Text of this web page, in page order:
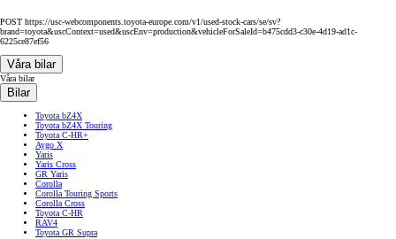
POST https://usc-webcomponents.toyota-europe.com/v1/used-stock-cars/se/sv?
brand=toyota&uscContext=used&uscEnv=production&vehicleForSaleId=b475cdd3-c30e-4d19-ad1c-
6225ce87ef56
Våra bilar
Våra bilar
Bilar
Toyota bZ4X
Toyota bZ4X Touring
Toyota C-HR+
Aygo X
Yaris
Yaris Cross
GR Yaris
Corolla
Corolla Touring Sports
Corolla Cross
Toyota C-HR
RAV4
Toyota GR Supra